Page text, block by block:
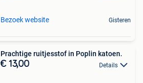
Bezoek website Gisteren
Prachtige ruitjesstof in Poplin katoen.
€ 13,00 Details